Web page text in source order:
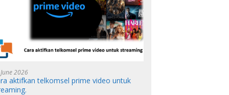
2026
aktifkan telkomsel prime video untuk